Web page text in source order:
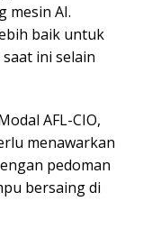
mesin AI.
baik untuk
ini selain
AFL-CIO,
menawarkan
pedoman
bersaing di